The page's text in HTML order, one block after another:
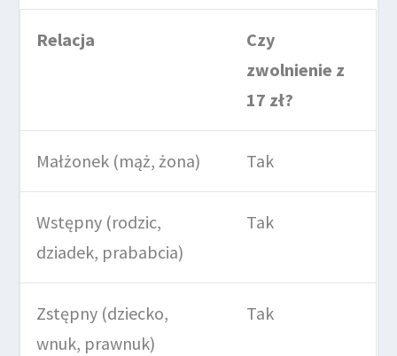
Relacja
Czy
zwolnienie z
17 zł?
Małżonek (mąż, żona) Tak
Wstępny (rodzic,
dziadek, prababcia)
Tak
Zstępny (dziecko,
wnuk, prawnuk)
Tak